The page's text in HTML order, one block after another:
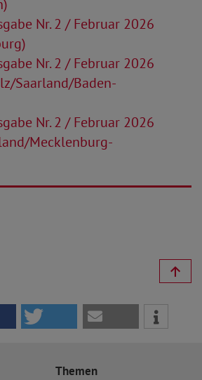
Nr. 2 / Februar 2026
Nr. 2 / Februar 2026
Saarland/Baden-
Nr. 2 / Februar 2026
Mecklenburg-
Themen